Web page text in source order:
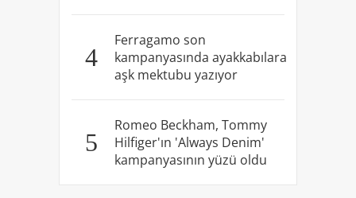
4
Ferragamo son
kampanyasında ayakkabılara
aşk mektubu yazıyor
5
Romeo Beckham, Tommy
Hilfiger'ın 'Always Denim'
kampanyasının yüzü oldu